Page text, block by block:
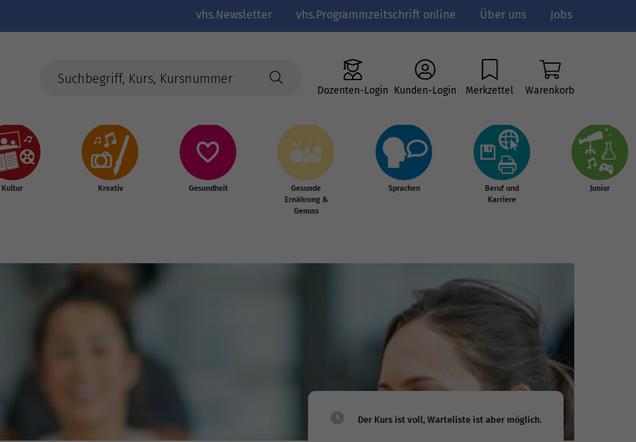
vhs.Newsletter vhs.Programmzeitschrift online Über uns Jobs
Dozenten-Login Kunden-Login Merkzettel Warenkorb
Kultur Kreativ Gesundheit
Gesunde
Ernährung &
Genuss
Sprachen
Beruf und
Karriere
Junior